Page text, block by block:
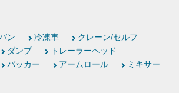
ン 冷凍車
クレーン/セルフ
ダンプ
トレーラーヘッド
パッカー アームロール
ミキサー